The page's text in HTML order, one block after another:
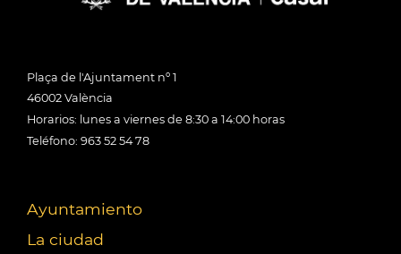
Plaça de l'Ajuntament nº 1
46002 València
Horarios: lunes a viernes de 8:30 a 14:00 horas
Teléfono: 963 52 54 78
Ayuntamiento
La ciudad